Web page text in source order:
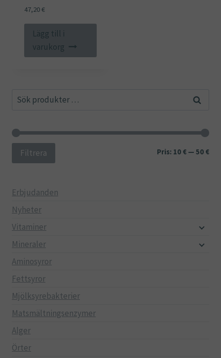
47,20€
Lägg till i
varukorg
Sök
Sök
Min
Filtrera Pris: 10 € — 50 €
Erbjudanden
Nyheter
Vitaminer
Mineraler
Aminosyror
Fettsyror
Mjölksyrebakterier
Matsmältningsenzymer
Alger
Örter